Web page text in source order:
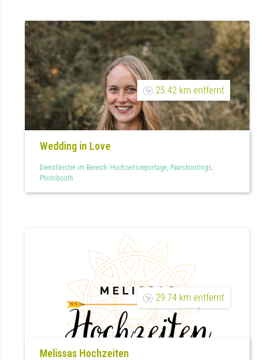
25.42 km entfernt
Wedding in Love
Dienstleister im Bereich: Hochzeitsreportage, Paarshootings,
Photobooth
29.74 km entfernt
Melissas Hochzeiten